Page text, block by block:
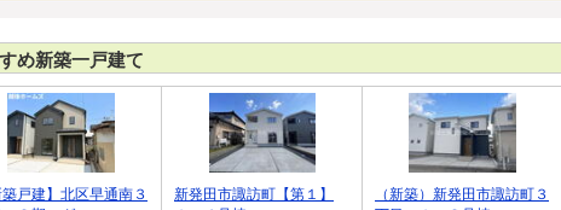
め新築一戸建て
築戸建】北区早通南３
新発田市諏訪町【第１】
（新築）新発田市諏訪町３